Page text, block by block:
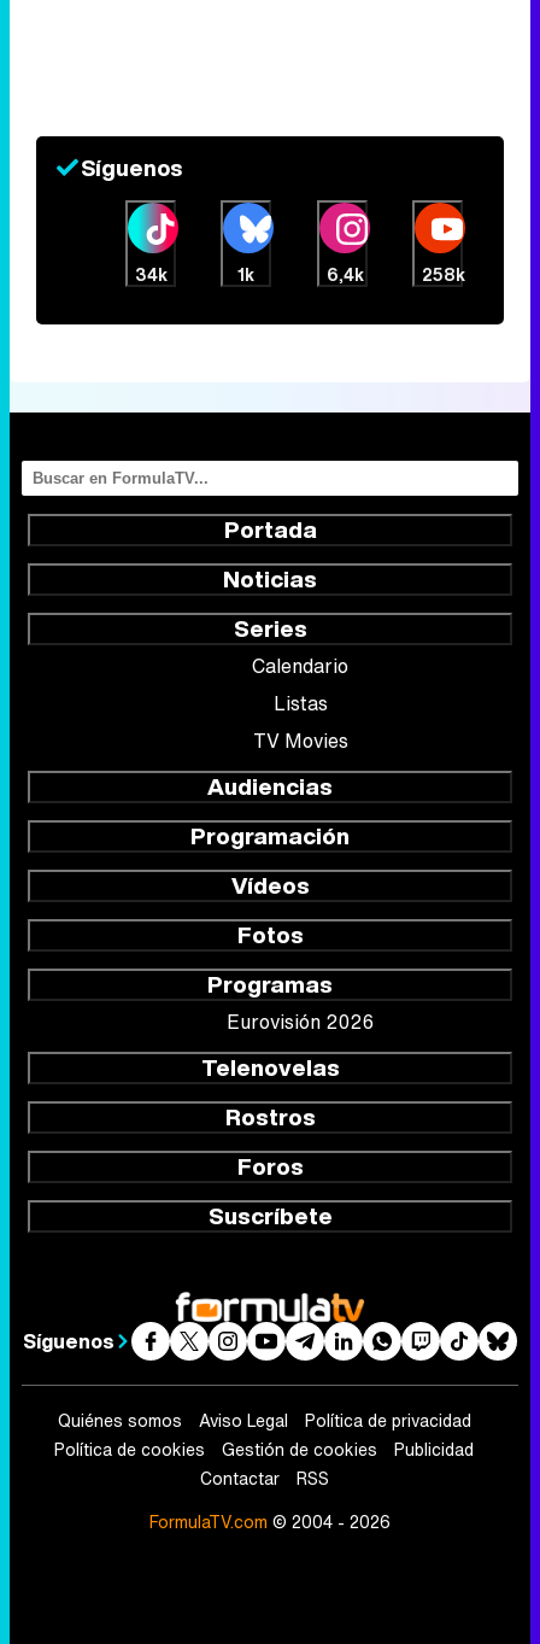
Síguenos
34k 1k 6,4k 258k
Portada
Noticias
Series
Calendario
Listas
TV Movies
Audiencias
Programación
Vídeos
Fotos
Programas
Eurovisión 2026
Telenovelas
Rostros
Foros
Suscríbete
Síguenos
Quiénes somos Aviso Legal
Política de privacidad
Política de cookies
Gestión de cookies
Publicidad
Contactar
RSS
FormulaTV.com © 2004 - 2026